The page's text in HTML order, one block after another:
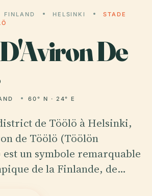
FINLAND HELSINKI
STADE
De
60° N · 24° E
de Töölö à Helsinki,
de Töölö (Töölön
un symbole remarquable
de la Finlande, de…